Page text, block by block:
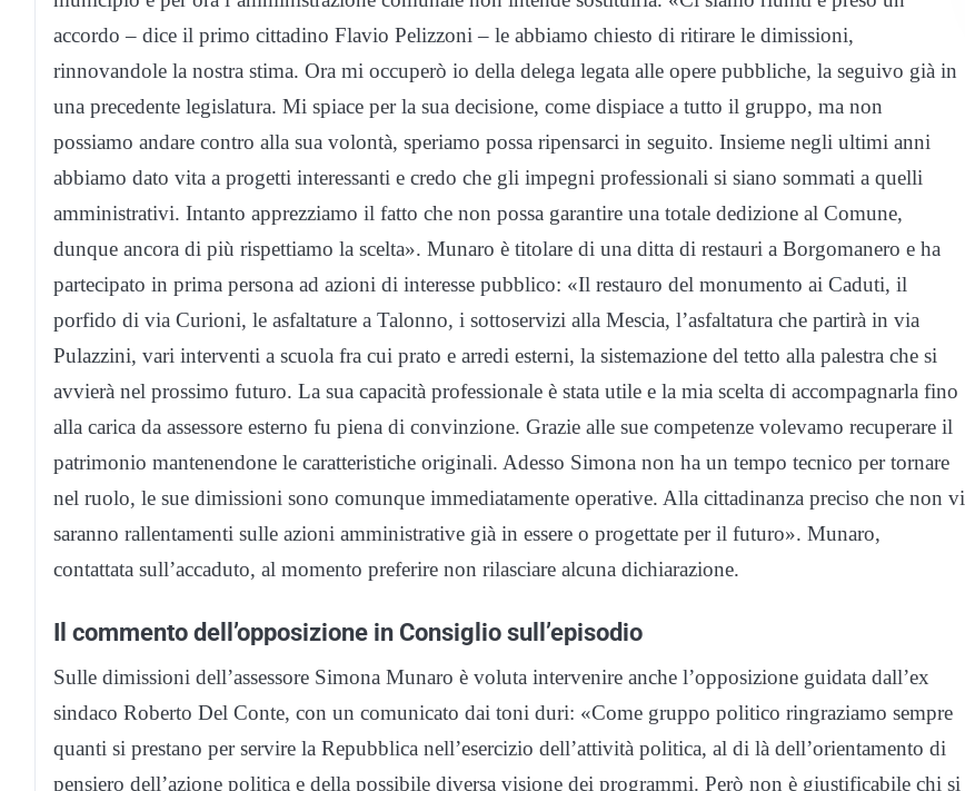
accordo – dice il primo cittadino Flavio Pelizzoni – le abbiamo chiesto di ritirare le dimissioni,
rinnovandole la nostra stima. Ora mi occuperò io della delega legata alle opere pubbliche, la seguivo già in
una precedente legislatura. Mi spiace per la sua decisione, come dispiace a tutto il gruppo, ma non
possiamo andare contro alla sua volontà, speriamo possa ripensarci in seguito. Insieme negli ultimi anni
abbiamo dato vita a progetti interessanti e credo che gli impegni professionali si siano sommati a quelli
amministrativi. Intanto apprezziamo il fatto che non possa garantire una totale dedizione al Comune,
dunque ancora di più rispettiamo la scelta». Munaro è titolare di una ditta di restauri a Borgomanero e ha
partecipato in prima persona ad azioni di interesse pubblico: «Il restauro del monumento ai Caduti, il
porfido di via Curioni, le asfaltature a Talonno, i sottoservizi alla Mescia, l’asfaltatura che partirà in via
Pulazzini, vari interventi a scuola fra cui prato e arredi esterni, la sistemazione del tetto alla palestra che si
avvierà nel prossimo futuro. La sua capacità professionale è stata utile e la mia scelta di accompagnarla fino
alla carica da assessore esterno fu piena di convinzione. Grazie alle sue competenze volevamo recuperare il
patrimonio mantenendone le caratteristiche originali. Adesso Simona non ha un tempo tecnico per tornare
nel ruolo, le sue dimissioni sono comunque immediatamente operative. Alla cittadinanza preciso che non vi
saranno rallentamenti sulle azioni amministrative già in essere o progettate per il futuro». Munaro,
contattata sull’accaduto, al momento preferire non rilasciare alcuna dichiarazione.
Il commento dell’opposizione in Consiglio sull’episodio
Sulle dimissioni dell’assessore Simona Munaro è voluta intervenire anche l’opposizione guidata dall’ex
sindaco Roberto Del Conte, con un comunicato dai toni duri: «Come gruppo politico ringraziamo sempre
quanti si prestano per servire la Repubblica nell’esercizio dell’attività politica, al di là dell’orientamento di
pensiero dell’azione politica e della possibile diversa visione dei programmi. Però non è giustificabile chi si